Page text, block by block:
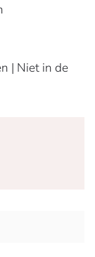
| Niet in de